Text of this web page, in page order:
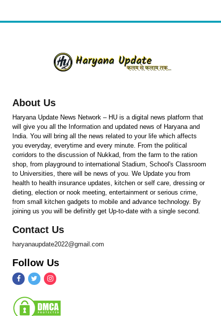
About Us
Haryana Update News Network – HU is a digital news platform that
will give you all the Information and updated news of Haryana and
India. You will bring all the news related to your life which affects
you everyday, everytime and every minute. From the political
corridors to the discussion of Nukkad, from the farm to the ration
shop, from playground to international Stadium, School's Classroom
to Universities, there will be news of you. We Update you from
health to health insurance updates, kitchen or self care, dressing or
dieting, election or nook meeting, entertainment or serious crime,
from small kitchen gadgets to mobile and advance technology. By
joining us you will be definitly get Up-to-date with a single second.
Contact Us
haryanaupdate2022@gmail.com
Follow Us